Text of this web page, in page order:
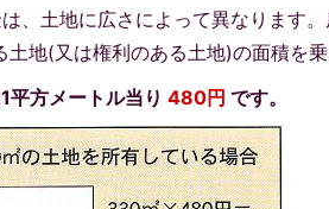
、土地に広さによって異なります
土地(又は権利のある土地)の面積を乗
平方メートル当り 480円 です。